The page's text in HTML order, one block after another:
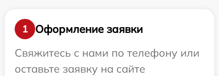
1
Оформление заявки
Свяжитесь с нами по телефону или
оставьте заявку на сайте